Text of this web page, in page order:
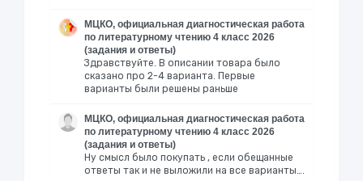
МЦКО, официальная диагностическая работа
по литературному чтению 4 класс 2026
(задания и ответы)
Здравствуйте. В описании товара было
сказано про 2-4 варианта. Первые
варианты были решены раньше
МЦКО, официальная диагностическая работа
по литературному чтению 4 класс 2026
(задания и ответы)
Ну смысл было покупать , если обещанные
ответы так и не выложили на все варианты….